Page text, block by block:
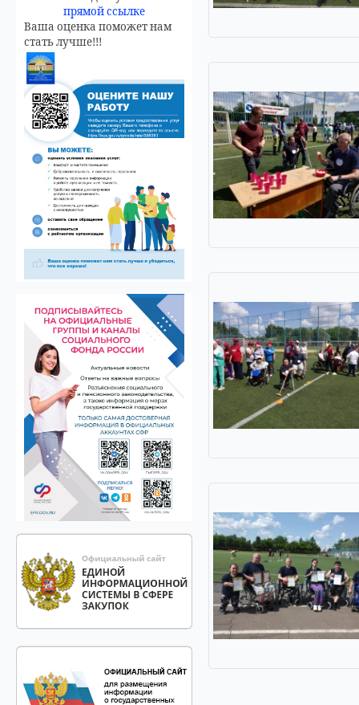
прямой ссылке
Ваша оценка поможет нам
стать лучше!!!